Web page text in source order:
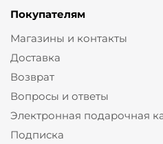
Покупателям
Магазины и контакты
Доставка
Возврат
Вопросы и ответы
Электронная подарочная
Подписка